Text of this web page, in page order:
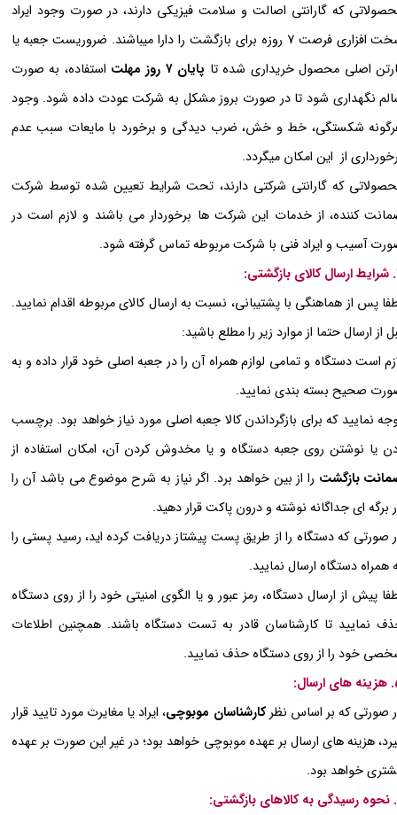
که گارانتی اصالت و سلامت فیزیکی دارند، در صورت وجود ایراد
سخت افزاری فرصت 7 روزه برای بازگشت را دارا میباشند. ضروریست جعبه یا
اصلی محصول خریداری شده تا پایان ۷ روز مهلت
استفاده، به صورت
نگهداری شود تا در صورت بروز مشکل به شرکت عودت داده شود. وجود
شکستگی، خط و خش، ضرب دیدگی و برخورد با مایعات سبب عدم
از این امکان میگردد.
که گارانتی شرکتی دارند، تحت شرایط تعیین شده توسط شرکت
کننده، از خدمات این شرکت ها برخوردار می باشند و لازم است در
آسیب و ایراد فنی با شرکت مربوطه تماس گرفته شود.
پس از هماهنگی با پشتیبانی، نسبت به ارسال کالای مربوطه اقدام نمایید.
از ارسال حتما از موارد زیر را مطلع باشید:
است دستگاه و تمامی لوازم همراه آن را در جعبه اصلی خود قرار داده و به
صحیح بسته بندی نمایید.
نمایید که برای بازگرداندن کالا جعبه اصلی مورد نیاز خواهد بود. برچسب
یا نوشتن روی جعبه دستگاه و یا مخدوش کردن آن، امکان استفاده از
بازگشت را از بین خواهد برد. اگر نیاز به شرح موضوع می باشد آن را
برگه ای جداگانه نوشته و درون پاکت قرار دهید.
صورتی که دستگاه را از طریق پست پیشتاز دریافت کرده اید، رسید پستی را
همراه دستگاه ارسال نمایید.
پیش از ارسال دستگاه، رمز عبور و یا الگوی امنیتی خود را از روی دستگاه
نمایید تا کارشناسان قادر به تست دستگاه باشند. همچنین اطلاعات
خود را از روی دستگاه حذف نمایید.
صورتی که بر اساس نظرکارشناسان موبوچی، ایراد یا مغایرت مورد تایید قرار
هزینه های ارسال بر عهده موبوچی خواهد بود؛ در غیر این صورت بر عهده
خواهد بود.